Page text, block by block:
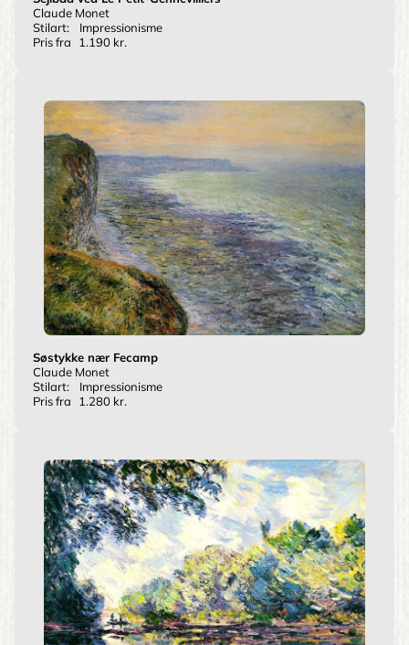
Claude Monet
Stilart:
Impressionisme
Pris fra
1.190 kr.
Søstykke nær Fecamp
Claude Monet
Stilart:
Impressionisme
Pris fra
1.280 kr.